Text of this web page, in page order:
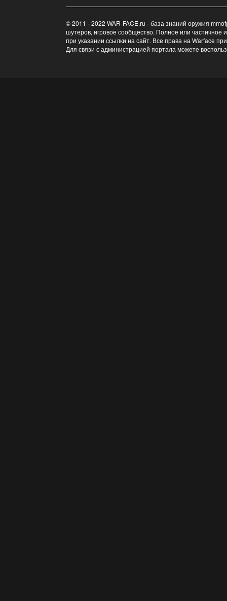
© 2011 - 2022 WAR-FACE.ru - база знаний оружия
шутеров, игровое сообщество. Полное или частичное
при указании ссылки на сайт. Все права на Warface
Для связи с администрацией портала можете